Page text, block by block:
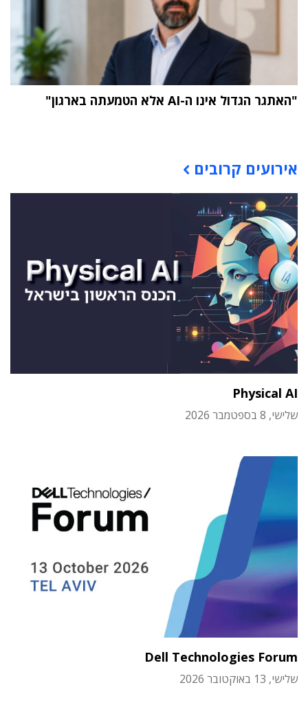
"האתגר הגדול אינו ה-AI אלא הטמעתה בארגון"
אירועים קרובים
Physical AI
שלישי, 8 בספטמבר 2026
Dell Technologies Forum
שלישי, 13 באוקטובר 2026